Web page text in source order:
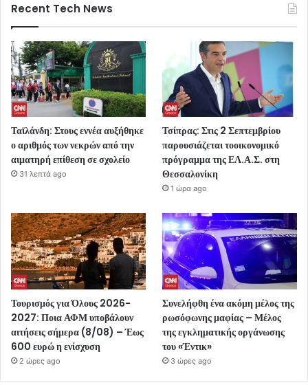
Recent Tech News
Ταϊλάνδη: Στους εννέα αυξήθηκε
ο αριθμός των νεκρών από την
αιματηρή επίθεση σε σχολείο
31 λεπτά ago
Τσίπρας: Στις 2 Σεπτεμβρίου
παρουσιάζεται τοοικονομικό
πρόγραμμα της ΕΛ.Α.Σ. στη
Θεσσαλονίκη
1 ώρα ago
Τουρισμός για Όλους 2026-
2027: Ποια ΑΦΜ υποβάλουν
αιτήσεις σήμερα (8/08) – Έως
600 ευρώ η ενίσχυση
2 ώρες ago
Συνελήφθη ένα ακόμη μέλος της
ρωσόφωνης μαφίας – Μέλος
της εγκληματικής οργάνωσης
του «Έντικ»
3 ώρες ago